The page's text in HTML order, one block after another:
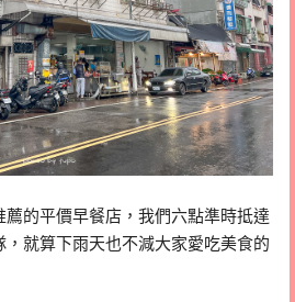
的平價早餐店，我們六點準時抵達
就算下雨天也不減大家愛吃美食的